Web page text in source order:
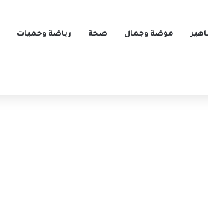
موضة وجمال صحة رياضة وحميات
ورسالة حادة بسبب طفليهما